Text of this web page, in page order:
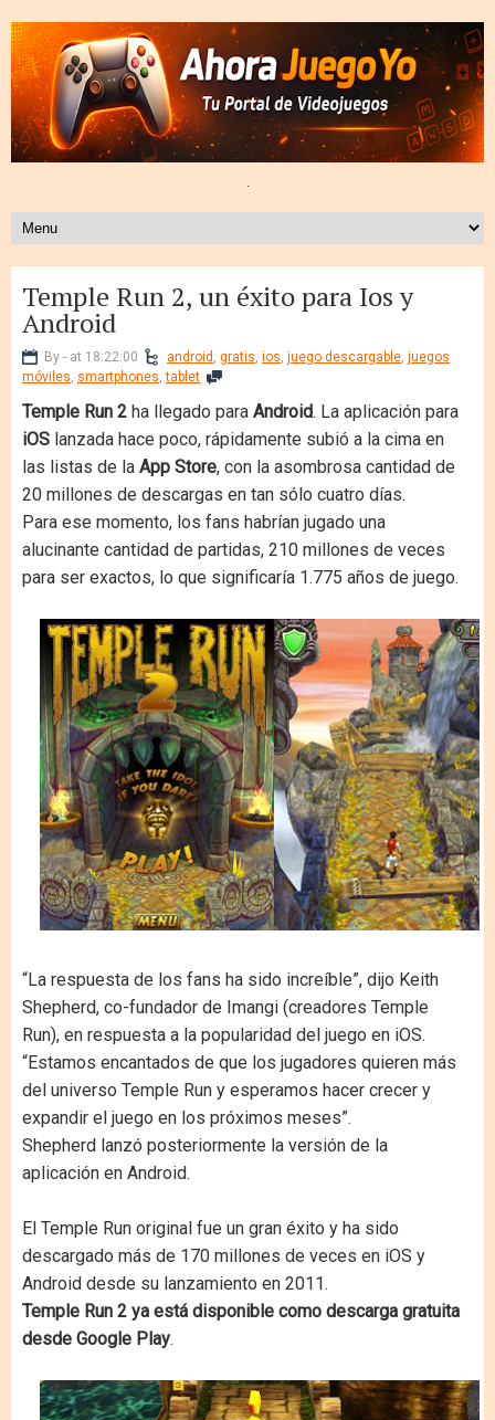
.
Temple Run 2, un éxito para Ios y
Android
By - at 18:22:00 android , gratis, ios, juego descargable, juegos
móviles, smartphones,tablet
Temple Run 2 ha llegado para Android. La aplicación para
iOS lanzada hace poco, rápidamente subió a la cima en
las listas de la App Store, con la asombrosa cantidad de
20 millones de descargas en tan sólo cuatro días.
Para ese momento, los fans habrían jugado una
alucinante cantidad de partidas, 210 millones de veces
para ser exactos, lo que significaría 1.775 años de juego.
“La respuesta de los fans ha sido increíble”, dijo Keith
Shepherd, co-fundador de Imangi (creadores Temple
Run), en respuesta a la popularidad del juego en iOS.
“Estamos encantados de que los jugadores quieren más
del universo Temple Run y esperamos hacer crecer y
expandir el juego en los próximos meses”.
Shepherd lanzó posteriormente la versión de la
aplicación en Android.
El Temple Run original fue un gran éxito y ha sido
descargado más de 170 millones de veces en iOS y
Android desde su lanzamiento en 2011.
Temple Run 2 ya está disponible como descarga gratuita
desde Google Play.